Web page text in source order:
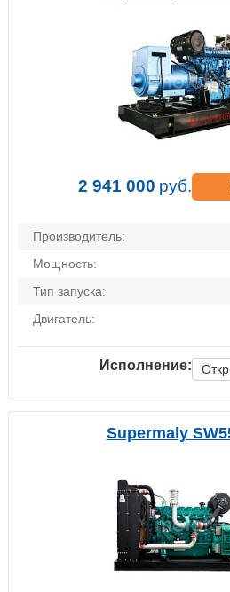
2 941 000 руб.
Производитель:
Мощность:
Тип запуска:
Двигатель:
Исполнение:
Supermaly